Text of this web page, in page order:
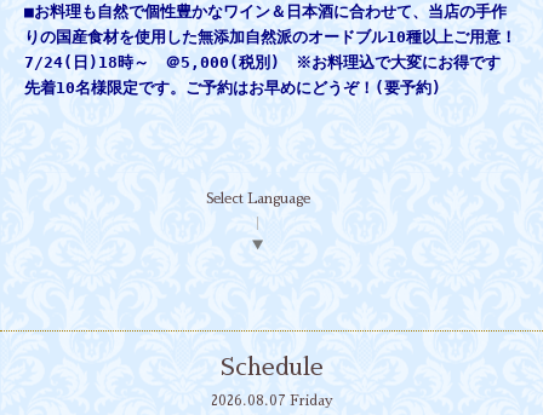
■お料理も自然で個性豊かなワイン＆日本酒に合わせて、当店の手作
りの国産食材を使用した無添加自然派のオードブル10種以上ご用意！
7/24(日)18時～ ＠5,000(税別) ※お料理込で大変にお得です
先着10名様限定です。ご予約はお早めにどうぞ！(要予約)
Select Language
▼
Schedule
2026.08.07 Friday